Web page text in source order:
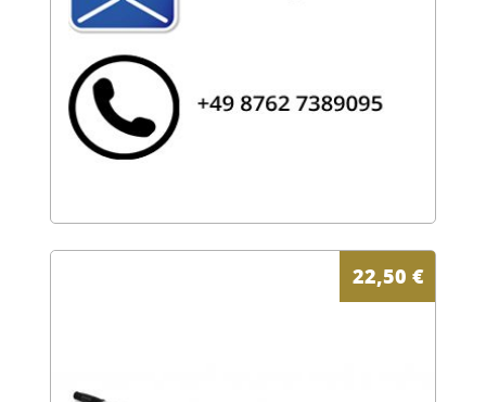
22,50 €